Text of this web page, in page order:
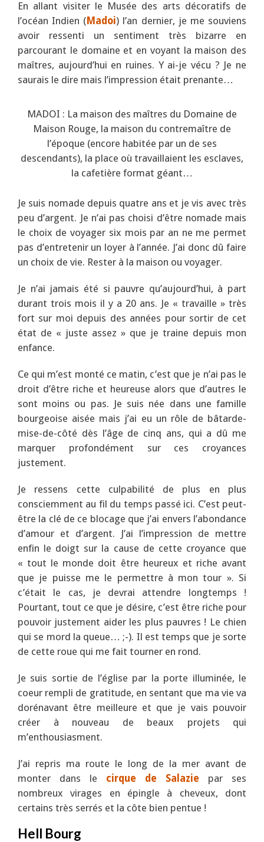
En allant visiter le Musée des arts décoratifs de
l’océan Indien (Madoi) l’an dernier, je me souviens
avoir ressenti un sentiment très bizarre en
parcourant le domaine et en voyant la maison des
maîtres, aujourd’hui en ruines. Y ai-je vécu ? Je ne
saurais le dire mais l’impression était prenante…
MADOI : La maison des maîtres du Domaine de
Maison Rouge, la maison du contremaître de
l’époque (encore habitée par un de ses
descendants), la place où travaillaient les esclaves,
la cafetière format géant…
Je suis nomade depuis quatre ans et je vis avec très
peu d’argent. Je n’ai pas choisi d’être nomade mais
le choix de voyager six mois par an ne me permet
pas d’entretenir un loyer à l’année. J’ai donc dû faire
un choix de vie. Rester à la maison ou voyager.
Je n’ai jamais été si pauvre qu’aujourd’hui, à part
durant trois mois il y a 20 ans. Je « travaille » très
fort sur moi depuis des années pour sortir de cet
état de « juste assez » que je traine depuis mon
enfance.
Ce qui m’est monté ce matin, c’est que je n’ai pas le
droit d’être riche et heureuse alors que d’autres le
sont moins ou pas. Je suis née dans une famille
bourgeoise aisée mais j’ai eu un rôle de bâtarde-
mise-de-côté dès l’âge de cinq ans, qui a dû me
marquer profondément sur ces croyances
justement.
Je ressens cette culpabilité de plus en plus
consciemment au fil du temps passé ici. C’est peut-
être la clé de ce blocage que j’ai envers l’abondance
d’amour et d’argent. J’ai l’impression de mettre
enfin le doigt sur la cause de cette croyance que
« tout le monde doit être heureux et riche avant
que je puisse me le permettre à mon tour ». Si
c’était le cas, je devrai attendre longtemps !
Pourtant, tout ce que je désire, c’est être riche pour
pouvoir justement aider les plus pauvres ! Le chien
qui se mord la queue… ;-). Il est temps que je sorte
de cette roue qui me fait tourner en rond.
Je suis sortie de l’église par la porte illuminée, le
coeur rempli de gratitude, en sentant que ma vie va
dorénavant être meilleure et que je vais pouvoir
créer à nouveau de beaux projets qui
m’enthousiasment.
J’ai repris ma route le long de la mer avant de
monter dans le cirque de Salazie par ses
nombreux virages en épingle à cheveux, dont
certains très serrés et la côte bien pentue !
Hell Bourg